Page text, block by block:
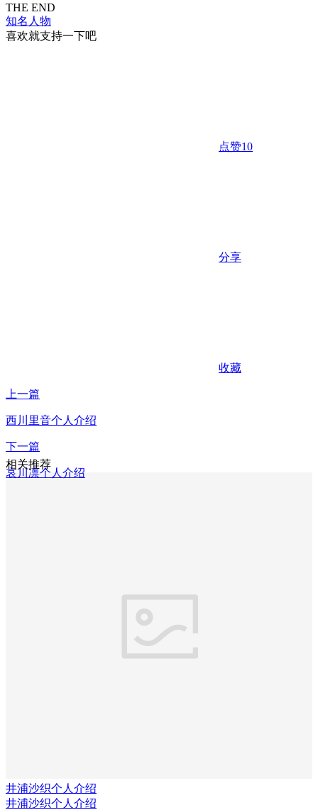
THE END
知名人物
喜欢就支持一下吧
点赞10
分享
收藏
上一篇
西川里音个人介绍
下一篇
哀川凛个人介绍
相关推荐
井浦沙织个人介绍
井浦沙织个人介绍